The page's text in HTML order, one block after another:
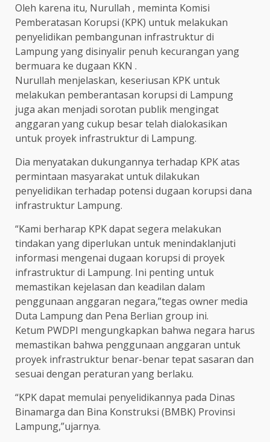
Oleh karena itu, Nurullah , meminta Komisi
Pemberatasan Korupsi (KPK) untuk melakukan
penyelidikan pembangunan infrastruktur di
Lampung yang disinyalir penuh kecurangan yang
bermuara ke dugaan KKN .
Nurullah menjelaskan, keseriusan KPK untuk
melakukan pemberantasan korupsi di Lampung
juga akan menjadi sorotan publik mengingat
anggaran yang cukup besar telah dialokasikan
untuk proyek infrastruktur di Lampung.
Dia menyatakan dukungannya terhadap KPK atas
permintaan masyarakat untuk dilakukan
penyelidikan terhadap potensi dugaan korupsi dana
infrastruktur Lampung.
“Kami berharap KPK dapat segera melakukan
tindakan yang diperlukan untuk menindaklanjuti
informasi mengenai dugaan korupsi di proyek
infrastruktur di Lampung. Ini penting untuk
memastikan kejelasan dan keadilan dalam
penggunaan anggaran negara,”tegas owner media
Duta Lampung dan Pena Berlian group ini.
Ketum PWDPI mengungkapkan bahwa negara harus
memastikan bahwa penggunaan anggaran untuk
proyek infrastruktur benar-benar tepat sasaran dan
sesuai dengan peraturan yang berlaku.
“KPK dapat memulai penyelidikannya pada Dinas
Binamarga dan Bina Konstruksi (BMBK) Provinsi
Lampung,”ujarnya.